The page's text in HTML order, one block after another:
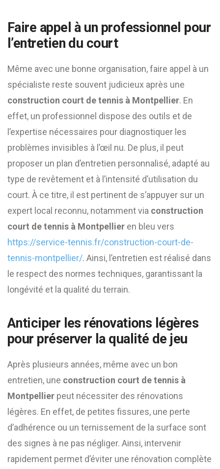
Faire appel à un professionnel pour
l’entretien du court
Même avec une bonne organisation, faire appel à un
spécialiste reste souvent judicieux après une
construction court de tennis à Montpellier. En
effet, un professionnel dispose des outils et de
l’expertise nécessaires pour diagnostiquer les
problèmes invisibles à l’œil nu. De plus, il peut
proposer un plan d’entretien personnalisé, adapté au
type de revêtement et à l’intensité d’utilisation du
court. À ce titre, il est pertinent de s’appuyer sur un
expert local reconnu, notamment via construction
court de tennis à Montpellier en bleu vers
https://service-tennis.fr/construction-court-de-
tennis-montpellier/. Ainsi, l’entretien est réalisé dans
le respect des normes techniques, garantissant la
longévité et la qualité du terrain.
Anticiper les rénovations légères
pour préserver la qualité de jeu
Après plusieurs années, même avec un bon
entretien, une construction court de tennis à
Montpellier peut nécessiter des rénovations
légères. En effet, de petites fissures, une perte
d’adhérence ou un ternissement de la surface sont
des signes à ne pas négliger. Ainsi, intervenir
rapidement permet d’éviter une rénovation complète